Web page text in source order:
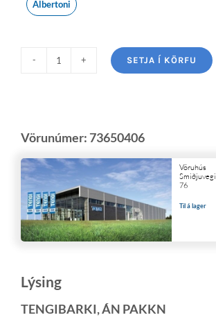
Albertoni
SETJA Í KÖRFU
Vörunúmer:73650406
Vöruhús
Smiðjuvegi
76
Til á lager
Lýsing
TENGIBARKI, ÁN PAKKN